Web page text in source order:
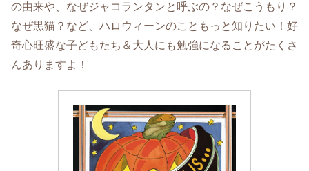
の由来や、なぜジャコランタンと呼ぶの？なぜこうもり？
なぜ黒猫？など、ハロウィーンのこともっと知りたい！好
奇心旺盛な子どもたち＆大人にも勉強になることがたくさ
んありますよ！